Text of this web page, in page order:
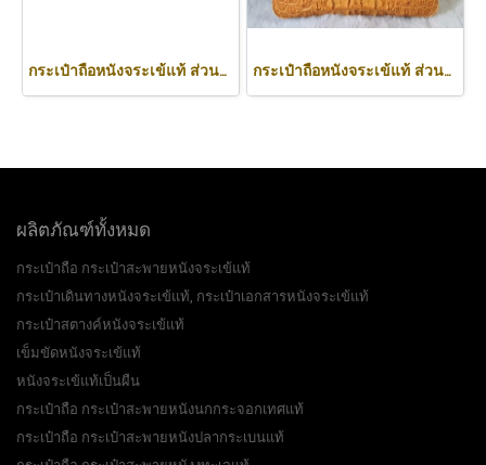
กระเป๋าถือหนังจระเข้แท้ ส่วนท้อง สีเขียว ทรงนิ่ม น้ำหนักเบา รหัส CRW0220H-GR กระเป๋าถือหนังจระเข้แท้ ส่วนหลัง สีน้ำตาลอ่อน (สีแทน) รหัสCODE: CRW0218H-02-BACK-TAN
ผลิตภัณฑ์ทั้งหมด
กระเป๋าถือ กระเป๋าสะพายหนังจระเข้แท้
กระเป๋าเดินทางหนังจระเข้แท้, กระเป๋าเอกสารหนังจระเข้แท้
กระเป๋าสตางค์หนังจระเข้แท้
เข็มขัดหนังจระเข้แท้
หนังจระเข้แท้เป็นผืน
กระเป๋าถือ กระเป๋าสะพายหนังนกกระจอกเทศแท้
กระเป๋าถือ กระเป๋าสะพายหนังปลากระเบนแท้